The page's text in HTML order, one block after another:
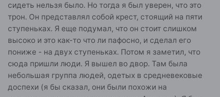
сидеть нельзя было. Но тогда я был уверен, что это
трон. Он представлял собой крест, стоящий на пяти
ступеньках. Я еще подумал, что он стоит слишком
высоко и это как-то что ли пафосно, и сделал его
пониже - на двух ступеньках. Потом я заметил, что
сюда пришли люди. Я вышел во двор. Там была
небольшая группа людей, одетых в средневековые
доспехи (я бы сказал, они были похожи на